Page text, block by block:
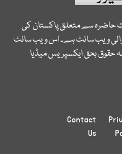
حاضرہ سے متعلق پاکستان کی
ویب سائٹ ہے۔ اس ویب سائٹ
حقوق بحق ایکسپریس میڈیا
Contact
Us